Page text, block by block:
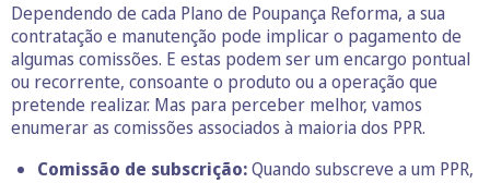
Dependendo de cada Plano de Poupança Reforma, a sua
contratação e manutenção pode implicar o pagamento de
algumas comissões. E estas podem ser um encargo pontual
ou recorrente, consoante o produto ou a operação que
pretende realizar. Mas para perceber melhor, vamos
enumerar as comissões associados à maioria dos PPR.
Comissão de subscrição:Quando subscreve a um PPR,